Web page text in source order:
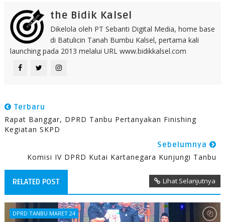
the Bidik Kalsel
Dikelola oleh PT Sebanti Digital Media, home base
di Batulicin Tanah Bumbu Kalsel, pertama kali
launching pada 2013 melalui URL www.bidikkalsel.com
Terbaru
Rapat Banggar, DPRD Tanbu Pertanyakan Finishing
Kegiatan SKPD
Sebelumnya
Komisi IV DPRD Kutai Kartanegara Kunjungi Tanbu
RELATED POST Lihat Selanjutnya
DPRD TANBU MARET 24